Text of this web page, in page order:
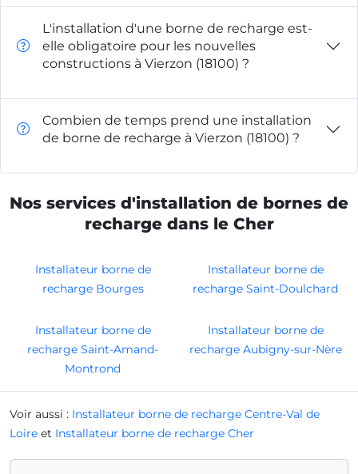
L'installation d'une borne de recharge est-
elle obligatoire pour les nouvelles
constructions à Vierzon (18100) ?
Combien de temps prend une installation
de borne de recharge à Vierzon (18100) ?
Nos services d'installation de bornes de
recharge dans le Cher
Installateur borne de
recharge Bourges
Installateur borne de
recharge Saint-Doulchard
Installateur borne de
recharge Saint-Amand-
Montrond
Installateur borne de
recharge Aubigny-sur-Nère
Voir aussi : Installateur borne de recharge Centre-Val de
Loire et Installateur borne de recharge Cher